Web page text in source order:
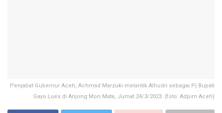
Penjabat Gubernur Aceh, Achmad Marzuki melantik Alhudri sebagai Pj Bupati
Gayo Lues di Anjong Mon Mata, Jumat 24/3/2023. (foto: Adpim Aceh)